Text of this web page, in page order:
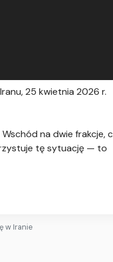
25 kwietnia 2026 r.
Wschód na dwie frakcje,
tę sytuację — to
w Iranie